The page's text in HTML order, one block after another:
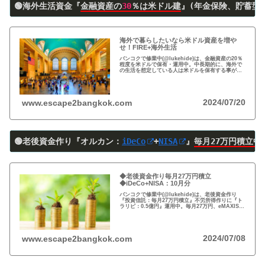
🟢海外生活資金『金融資産の30％は米ドル建』(年金保険、貯蓄型
海外で暮らしたいなら米ドル資産を増や
せ！FIRE+海外生活
バンコクで修業中(@lukehide)は、金融資産の20％
程度を米ドルで保有・運用中。中長期的に、海外で
の生活を想定している人は米ドルを保有する事がお
www.escape2bangkok.com 2024/07/20
🟢老後資金作り『オルカン： iDeCo +NISA 』 毎月27万円積立中
◆老後資金作り毎月27万円積立
◆iDeCo+NISA：10月分
バンコクで修業中(@lukehide)は、老後資金作り
『投資信託：毎月27万円積立』不労所得作りに『ト
ラリピ：0.5億円』運用中。毎月27万円、eMAXIS
www.escape2bangkok.com 2024/07/08